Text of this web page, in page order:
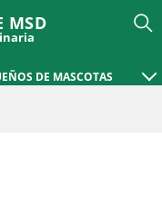
MSD
DE MASCOTAS